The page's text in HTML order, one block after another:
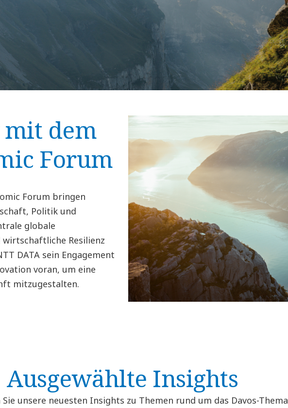
dem
Forum
Forum bringen
Politik und
globale
Resilienz
DATA sein Engagement
voran, um eine
mitzugestalten.
Ausgewählte Insights
Sie unsere neuesten Insights zu Themen rund um das Davos-Thema